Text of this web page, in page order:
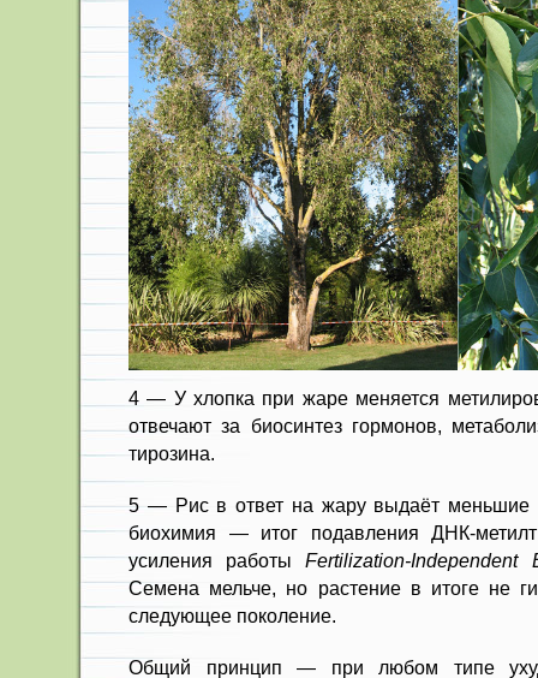
4 — У хлопка при жаре меняется
отвечают за биосинтез гормонов,
тирозина.
5 — Рис в ответ на жару выдаёт меньшие
биохимия — итог подавления ДНК-
усиления работыFertilization-Independent
Семена мельче, но растение в итоге не
следующее поколение.
Общий принцип — при любом типе